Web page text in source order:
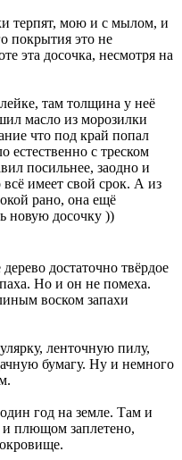
терпят, мою и с мылом, и
покрытия это не
эта досочка, несмотря на
там толщина у неё
масло из морозилки
что под край попал
естественно с треском
посильнее, заодно и
всё имеет свой срок. А из
рано, она ещё
новую досочку ))
достаточно твёрдое
Но и он не помеха.
воском запахи
ленточную пилу,
бумагу. Ну и немного
год на земле. Там и
и плющом заплетено,